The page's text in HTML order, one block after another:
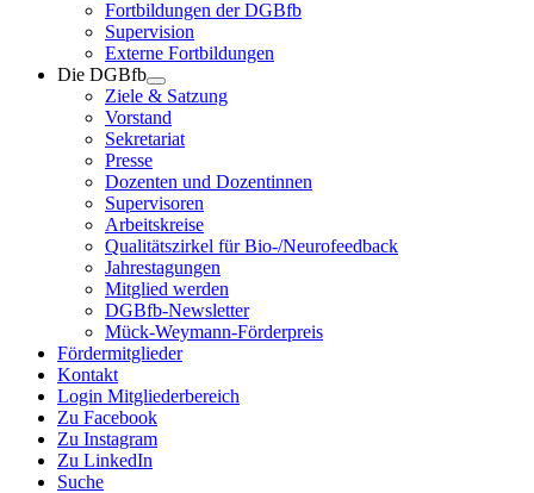
Fortbildungen der DGBfb
Supervision
Externe Fortbildungen
Die DGBfb
Ziele & Satzung
Vorstand
Sekretariat
Presse
Dozenten und Dozentinnen
Supervisoren
Arbeitskreise
Qualitätszirkel für Bio-/Neurofeedback
Jahrestagungen
Mitglied werden
DGBfb-Newsletter
Mück-Weymann-Förderpreis
Fördermitglieder
Kontakt
Login Mitgliederbereich
Zu Facebook
Zu Instagram
Zu LinkedIn
Suche